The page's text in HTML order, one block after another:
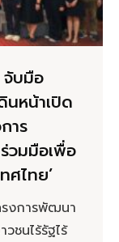
จับมือ
นหน้าเปิด
าร
วมมือเพื่อ
ศไทย’
รงการพัฒนา
ชนไร้รัฐไร้